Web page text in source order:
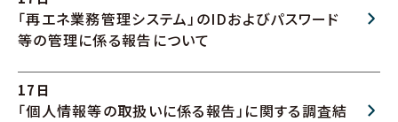
「再エネ業務管理システム」のIDおよびパスワード
等の管理に係る報告について
17日
「個人情報等の取扱いに係る報告」に関する調査結